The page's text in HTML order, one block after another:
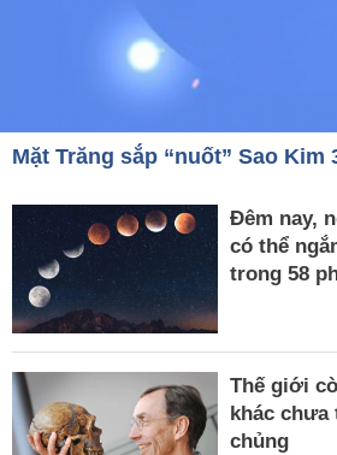
Mặt Trăng sắp “nuốt” Sao Kim
Đêm nay,
có thể
trong 58
Thế giới
khác
chủng